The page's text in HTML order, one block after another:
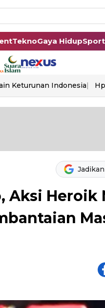
TeknoGaya HidupSport
Keturunan Indonesia
Aksi Heroik